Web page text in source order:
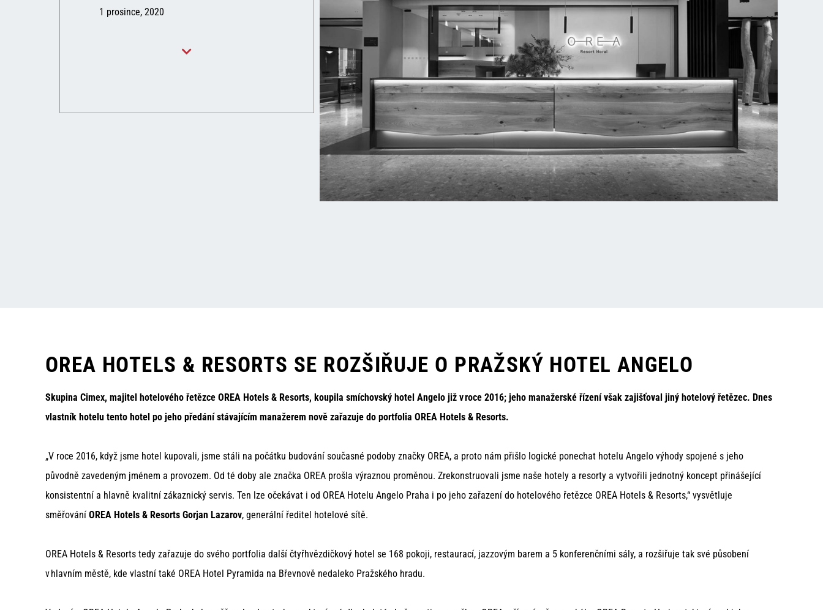
1 prosince, 2020
OREA HOTELS & RESORTS SE ROZŠIŘUJE O PRAŽSKÝ HOTEL ANGELO
Skupina Cimex, majitel hotelového řetězce OREA Hotels & Resorts, koupila smíchovský hotel Angelo již v roce 2016; jeho manažerské řízení však zajišťoval jiný hotelový řetězec. Dnes
vlastník hotelu tento hotel po jeho předání stávajícím manažerem nově zařazuje do portfolia OREA Hotels & Resorts.
„V roce 2016, když jsme hotel kupovali, jsme stáli na počátku budování současné podoby značky OREA, a proto nám přišlo logické ponechat hotelu Angelo výhody spojené s jeho
původně zavedeným jménem a provozem. Od té doby ale značka OREA prošla výraznou proměnou. Zrekonstruovali jsme naše hotely a resorty a vytvořili jednotný koncept přinášející
konsistentní a hlavně kvalitní zákaznický servis. Ten lze očekávat i od OREA Hotelu Angelo Praha i po jeho zařazení do hotelového řetězce OREA Hotels & Resorts,“ vysvětluje
směřování OREA Hotels & Resorts Gorjan Lazarov, generální ředitel hotelové sítě.
OREA Hotels & Resorts tedy zařazuje do svého portfolia další čtyřhvězdičkový hotel se 168 pokoji, restaurací, jazzovým barem a 5 konferenčními sály, a rozšiřuje tak své působení
v hlavním městě, kde vlastní také OREA Hotel Pyramida na Břevnově nedaleko Pražského hradu.